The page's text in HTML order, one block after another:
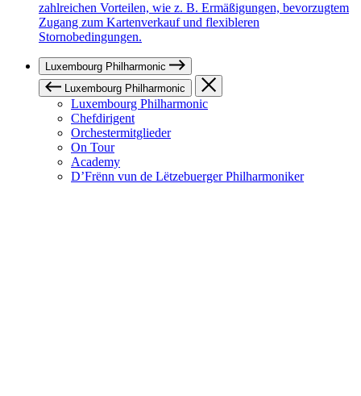
zahlreichen Vorteilen, wie z. B. Ermäßigungen, bevorzugtem
Zugang zum Kartenverkauf und flexibleren
Stornobedingungen.
Luxembourg Philharmonic
Luxembourg Philharmonic
Luxembourg Philharmonic
Chefdirigent
Orchestermitglieder
On Tour
Academy
D’Frënn vun de Lëtzebuerger Philharmoniker